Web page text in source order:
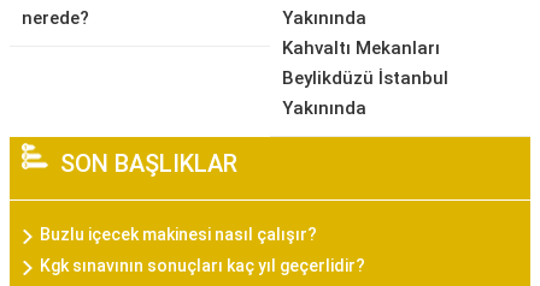
nerede?
Yakınında
Kahvaltı Mekanları
Beylikdüzü İstanbul
Yakınında
SON BAŞLIKLAR
Buzlu içecek makinesi nasıl çalışır?
Kgk sınavının sonuçları kaç yıl geçerlidir?